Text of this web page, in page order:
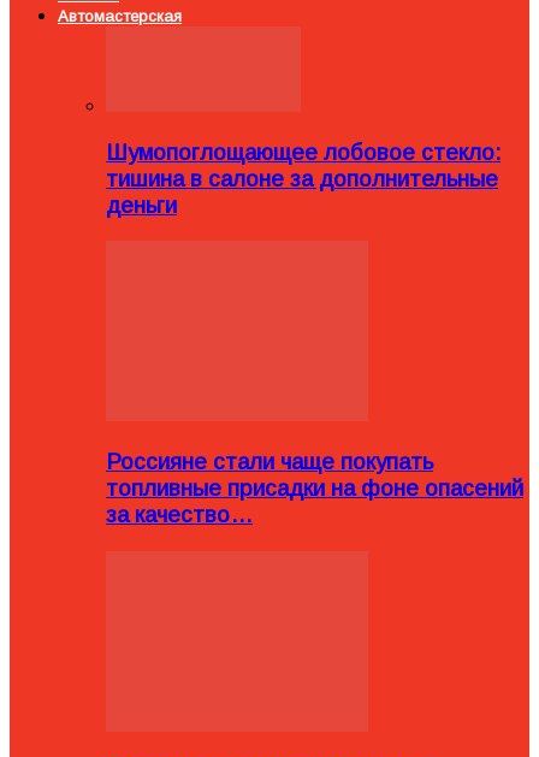
Автомастерская
Шумопоглощающее лобовое стекло:
тишина в салоне за дополнительные
деньги
Россияне стали чаще покупать
топливные присадки на фоне опасений
за качество…